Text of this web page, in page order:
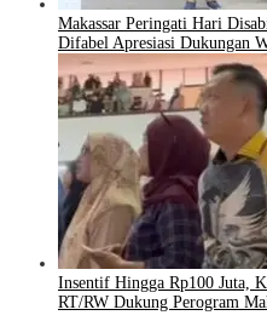
Makassar Peringati Hari
Difabel Apresiasi Dukungan
Insentif Hingga Rp100 Juta,
RT/RW Dukung Perogram